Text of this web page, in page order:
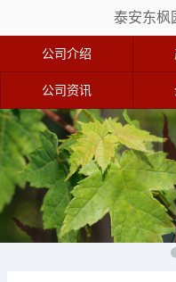
泰安东枫
公司介绍
公司资讯